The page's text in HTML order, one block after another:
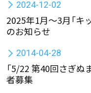
2024-12-02
2025年1月～3月「キ
のお知らせ
2014-04-28
「5/22 第40回さぎぬ
者募集